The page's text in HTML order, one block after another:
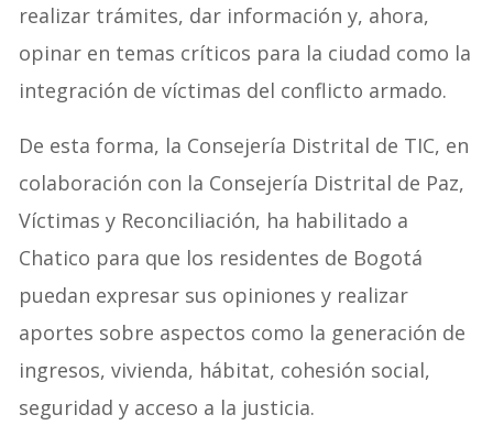
realizar trámites, dar información y, ahora,
opinar en temas críticos para la ciudad como la
integración de víctimas del conflicto armado.
De esta forma, la Consejería Distrital de TIC, en
colaboración con la Consejería Distrital de Paz,
Víctimas y Reconciliación, ha habilitado a
Chatico para que los residentes de Bogotá
puedan expresar sus opiniones y realizar
aportes sobre aspectos como la generación de
ingresos, vivienda, hábitat, cohesión social,
seguridad y acceso a la justicia.